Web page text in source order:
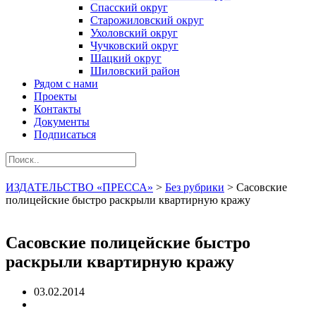
Спасский округ
Старожиловский округ
Ухоловский округ
Чучковский округ
Шацкий округ
Шиловский район
Рядом с нами
Проекты
Контакты
Документы
Подписаться
ИЗДАТЕЛЬСТВО «ПРЕССА» > Без рубрики > Сасовские
полицейские быстро раскрыли квартирную кражу
Сасовские полицейские быстро
раскрыли квартирную кражу
03.02.2014